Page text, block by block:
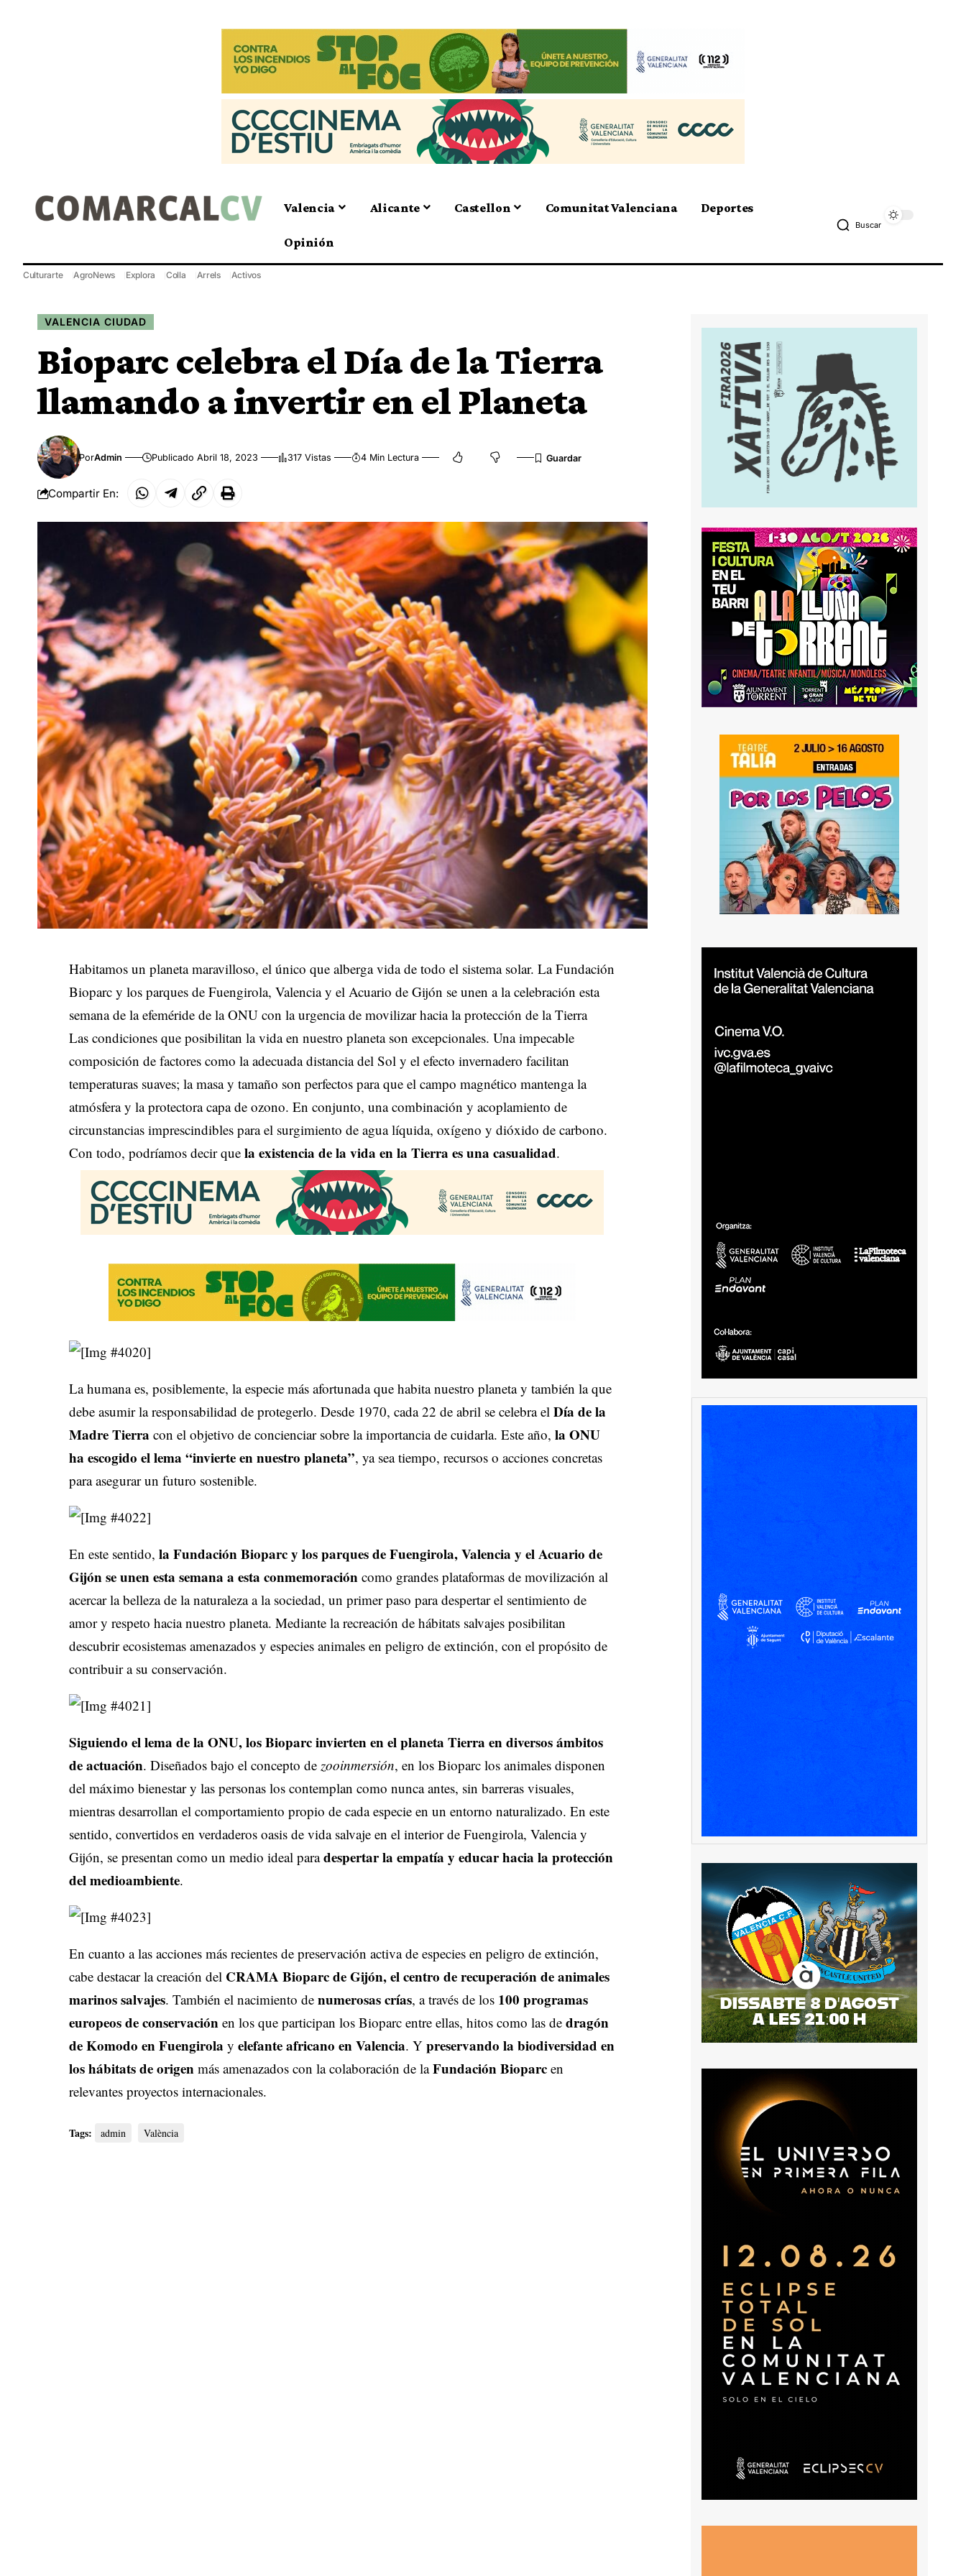
Valencia Alicante Castellon Comunitat Valenciana Deportes
Opinión
Buscar
Culturarte AgroNews Explora Colla Arrels Activos
VALENCIA CIUDAD
Bioparc celebra el Día de la Tierra
llamando a invertir en el Planeta
PorAdmin Publicado Abril 18, 2023 317 Vistas 4 Min Lectura
Compartir En:
Habitamos un planeta maravilloso, el único que alberga vida de todo el sistema solar. La Fundación
Bioparc y los parques de Fuengirola, Valencia y el Acuario de Gijón se unen a la celebración esta
semana de la efeméride de la ONU con la urgencia de movilizar hacia la protección de la Tierra
Las condiciones que posibilitan la vida en nuestro planeta son excepcionales. Una impecable
composición de factores como la adecuada distancia del Sol y el efecto invernadero facilitan
temperaturas suaves; la masa y tamaño son perfectos para que el campo magnético mantenga la
atmósfera y la protectora capa de ozono. En conjunto, una combinación y acoplamiento de
circunstancias imprescindibles para el surgimiento de agua líquida, oxígeno y dióxido de carbono.
Con todo, podríamos decir quela existencia de la vida en la Tierra es una casualidad.
La humana es, posiblemente, la especie más afortunada que habita nuestro planeta y también la que
debe asumir la responsabilidad de protegerlo. Desde 1970, cada 22 de abril se celebra elDía de la
Madre Tierra con el objetivo de concienciar sobre la importancia de cuidarla. Este año,la ONU
ha escogido el lema “invierte en nuestro planeta”, ya sea tiempo, recursos o acciones concretas
para asegurar un futuro sostenible.
En este sentido,la Fundación Bioparc y los parques de Fuengirola, Valencia y el Acuario de
Gijón se unen esta semana a esta conmemoración como grandes plataformas de movilización al
acercar la belleza de la naturaleza a la sociedad, un primer paso para despertar el sentimiento de
amor y respeto hacia nuestro planeta. Mediante la recreación de hábitats salvajes posibilitan
descubrir ecosistemas amenazados y especies animales en peligro de extinción, con el propósito de
contribuir a su conservación.
Siguiendo el lema de la ONU,los Bioparcinvierten en el planeta Tierra en diversos ámbitos
de actuación. Diseñados bajo el concepto de zooinmersión, en los Bioparc los animales disponen
del máximo bienestar y las personas los contemplan como nunca antes, sin barreras visuales,
mientras desarrollan el comportamiento propio de cada especie en un entorno naturalizado. En este
sentido, convertidos en verdaderos oasis de vida salvaje en el interior de Fuengirola, Valencia y
Gijón, se presentan como un medio ideal paradespertar la empatía y educar hacia la protección
del medioambiente.
En cuanto a las acciones más recientes de preservación activa de especies en peligro de extinción,
cabe destacar la creación del CRAMA Bioparc de Gijón, el centro de recuperación de animales
marinos salvajes. También el nacimiento denumerosas crías, a través de los 100 programas
europeos de conservación en los que participan los Bioparc entre ellas, hitos como las dedragón
de Komodo en Fuengirola yelefante africano en Valencia. Ypreservando la biodiversidad en
los hábitats de origen más amenazados con la colaboración de laFundación Bioparc en
relevantes proyectos internacionales.
Tags: admin València